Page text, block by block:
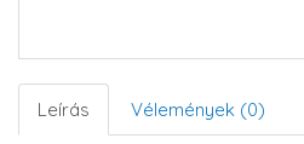
Leírás Vélemények (0)